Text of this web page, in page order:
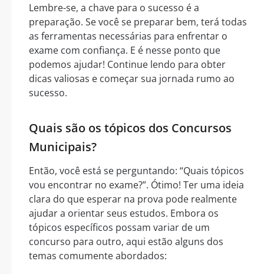
Lembre-se, a chave para o sucesso é a
preparação. Se você se preparar bem, terá todas
as ferramentas necessárias para enfrentar o
exame com confiança. E é nesse ponto que
podemos ajudar! Continue lendo para obter
dicas valiosas e começar sua jornada rumo ao
sucesso.
Quais são os tópicos dos Concursos
Municipais?
Então, você está se perguntando: “Quais tópicos
vou encontrar no exame?”. Ótimo! Ter uma ideia
clara do que esperar na prova pode realmente
ajudar a orientar seus estudos. Embora os
tópicos específicos possam variar de um
concurso para outro, aqui estão alguns dos
temas comumente abordados: